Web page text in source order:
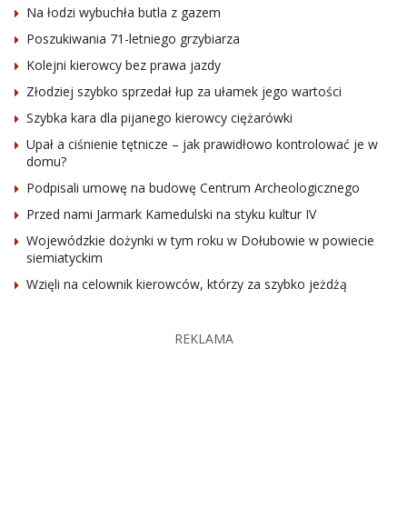
Na łodzi wybuchła butla z gazem
Poszukiwania 71-letniego grzybiarza
Kolejni kierowcy bez prawa jazdy
Złodziej szybko sprzedał łup za ułamek jego wartości
Szybka kara dla pijanego kierowcy ciężarówki
Upał a ciśnienie tętnicze – jak prawidłowo kontrolować je w
domu?
Podpisali umowę na budowę Centrum Archeologicznego
Przed nami Jarmark Kamedulski na styku kultur IV
Wojewódzkie dożynki w tym roku w Dołubowie w powiecie
siemiatyckim
Wzięli na celownik kierowców, którzy za szybko jeżdżą
REKLAMA